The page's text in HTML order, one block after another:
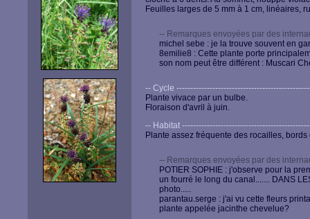
Feuilles larges de 5 mm à 1 cm, linéaires,
-- Remarques envoyées par des
michel sebe : je la trouve souvent en
8emilie8 : Cette plante porte
son nom peut être différent : Muscari
-- Cycle
Plante vivace par un bulbe.
Floraison d'avril à juin.
-- Habitat
Plante assez fréquente des rocailles,
-- Remarques envoyées par des
POTIER SOPHIE : j'observe pour la
un fourré le long du canal....... DANS
photo.....
parantau.serge : j'ai vu cette fleurs
plante appelée jacinthe chevelue?